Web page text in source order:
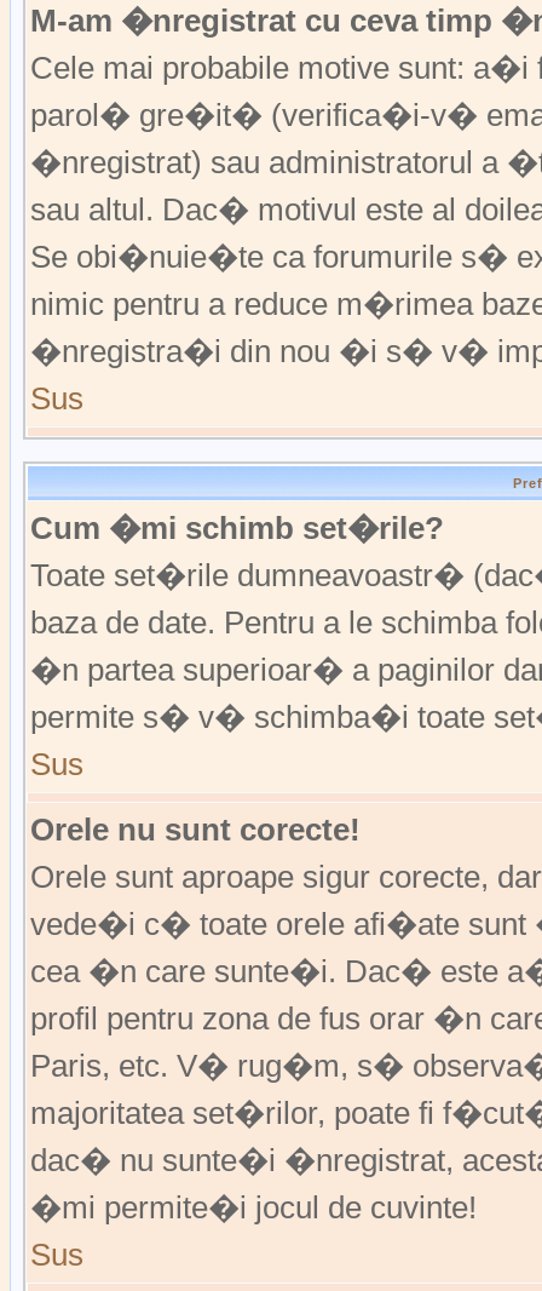
M-am �nregistrat cu ceva timp
Cele mai probabile motive sunt: a�i
parol� gre�it� (verifica�i-v�
�nregistrat) sau administratorul a
sau altul. Dac� motivul este al
Se obi�nuie�te ca forumurile s�
nimic pentru a reduce m�rimea
�nregistra�i din nou �i s� v�
Sus
Cum �mi schimb set�rile?
Toate set�rile dumneavoastr�
baza de date. Pentru a le schimba
�n partea superioar� a paginilor
permite s� v� schimba�i toate
Sus
Orele nu sunt corecte!
Orele sunt aproape sigur corecte,
vede�i c� toate orele afi�ate
cea �n care sunte�i. Dac� este
profil pentru zona de fus orar �n
Paris, etc. V� rug�m, s�
majoritatea set�rilor, poate fi
dac� nu sunte�i �nregistrat,
�mi permite�i jocul de cuvinte!
Sus